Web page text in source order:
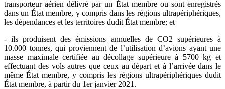
transporteur aérien délivré par un État membre ou sont enregistrés
dans un État membre, y compris dans les régions ultrapériphériques,
les dépendances et les territoires dudit État membre; et
- ils produisent des émissions annuelles de CO2 supérieures à
10.000 tonnes, qui proviennent de l’utilisation d’avions ayant une
masse maximale certifiée au décollage supérieure à 5700 kg et
effectuant des vols autres que ceux au départ et à l’arrivée dans le
même État membre, y compris les régions ultrapériphériques dudit
État membre, à partir du 1er janvier 2021.